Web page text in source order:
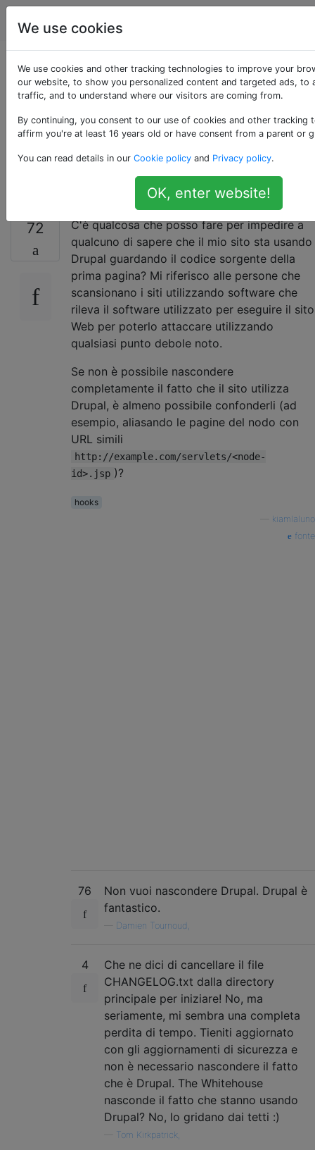
Drupal
Come posso oscurare
ciò che sto usando
per gestire il mio
72
C'è qualcosa che posso fare per impedire a
qualcuno di sapere che il mio sito sta usando
Drupal guardando il codice sorgente della
prima pagina? Mi riferisco alle persone che
scansionano i siti utilizzando software che
rileva il software utilizzato per eseguire il sito
Web per poterlo attaccare utilizzando
qualsiasi punto debole noto.
Se non è possibile nascondere
completamente il fatto che il sito utilizza
Drupal, è almeno possibile confonderli (ad
esempio, aliasando le pagine del nodo con
URL simili
http://example.com/servlets/<node-
id>.jsp )?
hooks
kiamlaluno
fonte
76
Non vuoi nascondere Drupal. Drupal è
fantastico.
Damien Tournoud,
4
Che ne dici di cancellare il file
CHANGELOG.txt dalla directory
principale per iniziare! No, ma
seriamente, mi sembra una completa
perdita di tempo. Tieniti aggiornato
con gli aggiornamenti di sicurezza e
non è necessario nascondere il fatto
che è Drupal. The Whitehouse
nasconde il fatto che stanno usando
Drupal? No, lo gridano dai tetti :)
Tom Kirkpatrick,
We use cookies
We use cookies and other tracking technologies to improve your
our website, to show you personalized content and targeted ads, to
traffic, and to understand where our visitors are coming from.
By continuing, you consent to our use of cookies and other tracking
affirm you're at least 16 years old or have consent from a parent or
You can read details in our Cookie policy and Privacy policy.
OK, enter website!